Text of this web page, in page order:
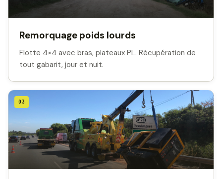
Remorquage poids lourds
Flotte 4×4 avec bras, plateaux PL. Récupération de
tout gabarit, jour et nuit.
03